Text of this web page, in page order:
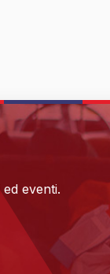
eventi.